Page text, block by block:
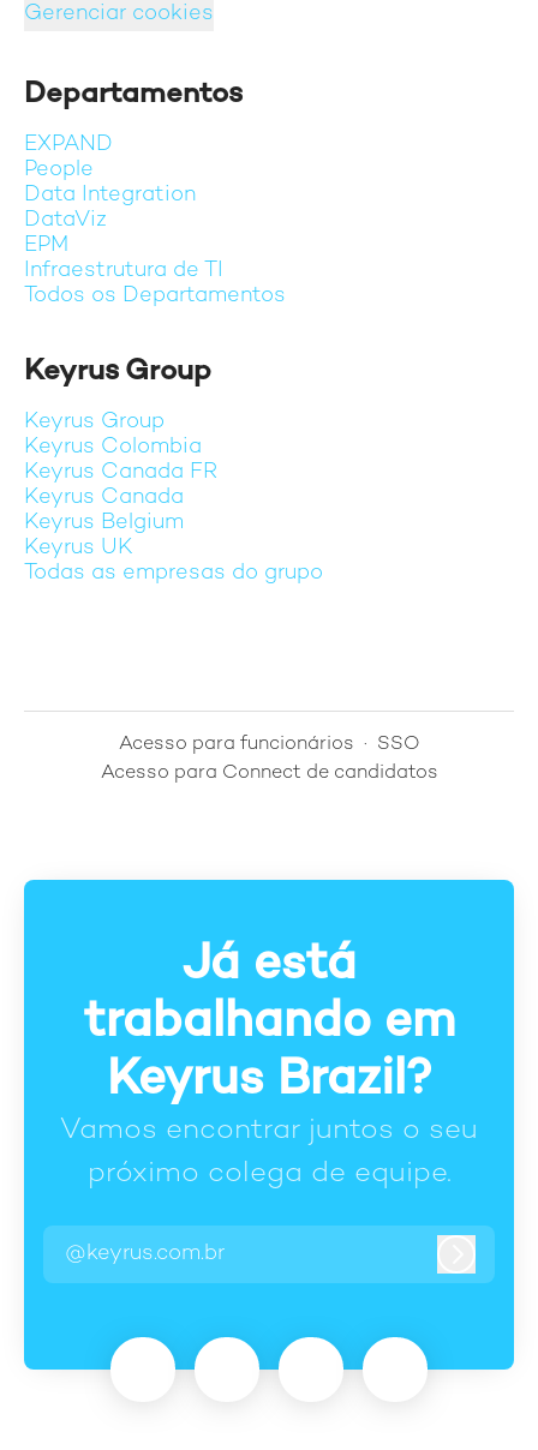
Gerenciar cookies
Departamentos
EXPAND
People
Data Integration
DataViz
EPM
Infraestrutura de TI
Todos os Departamentos
Keyrus Group
Keyrus Group
Keyrus Colombia
Keyrus Canada FR
Keyrus Canada
Keyrus Belgium
Keyrus UK
Todas as empresas do grupo
Acesso para funcionários · SSO
Acesso para Connect de candidatos
Já está
trabalhando em
Keyrus Brazil?
Vamos encontrar juntos o seu
próximo colega de equipe.
@keyrus.com.br